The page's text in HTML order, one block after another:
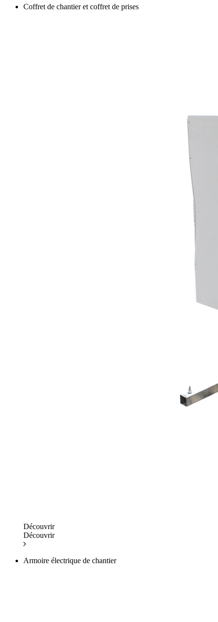
Coffret de chantier et coffret de prises
Découvrir
Découvrir
Armoire électrique de chantier